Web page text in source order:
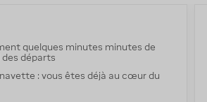
quelques minutes minutes de
des départs
: vous êtes déjà au cœur du